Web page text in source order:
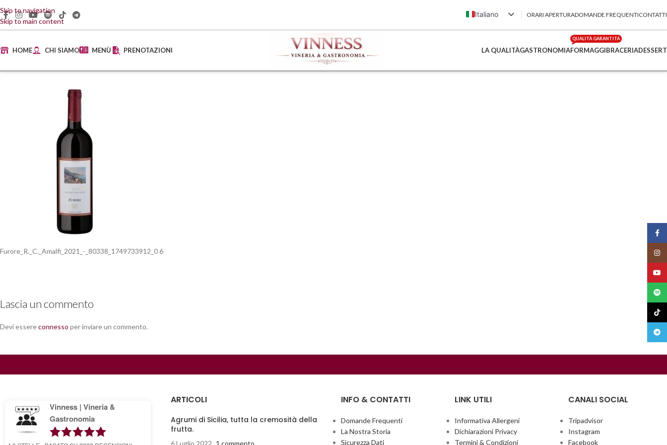
Skip to navigation
Skip to main content
Italiano
English (UK)
Français
ORARI APERTURADOMANDE FREQUENTICONTATTI
HOME CHI SIAMO MENÙ PRENOTAZIONI LA QUALITÀGASTRONOMIAFORMAGGI
QUALITÀ GARANTITA
BRACERIADESSERT
Furore_R._C._Amalfi_2021_-_80338_1749733912_0 6
Lascia un commento
Devi essereconnesso per inviare un commento.
Vinness | Vineria &
Gastronomia
ARTICOLI
Agrumi di Sicilia, tutta la cremosità della
frutta.
6 Luglio 2022 1 commento
INFO & CONTATTI
Domande Frequenti
La Nostra Storia
Sicurezza Dati
LINK UTILI
Informativa Allergeni
Dichiarazioni Privacy
Termini & Condizioni
CANALI SOCIAL
Tripadvisor
Instagram
Facebook